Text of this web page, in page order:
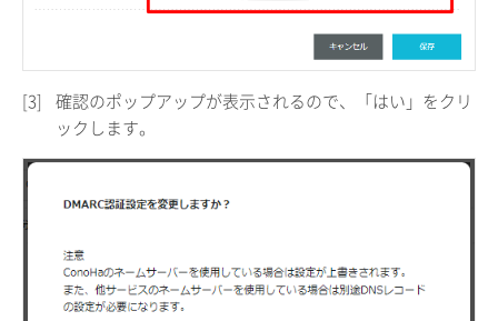
[3]
確認のポップアップが表示されるので、「はい」をクリ
ックします。